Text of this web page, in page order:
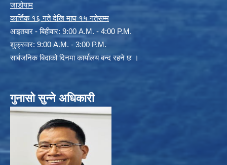
जाडोयाम
कार्त्तिक १६ गते देखि माघ १५ गतेसम्म
आइतबार - बिहीवार: 9:00 A.M. - 4:00 P.M.
शुक्रवार: 9:00 A.M. - 3:00 P.M.
सार्बजनिक बिदाको दिनमा कार्यालय बन्द रहने छ ।
गुनासो सुन्ने अधिकारी